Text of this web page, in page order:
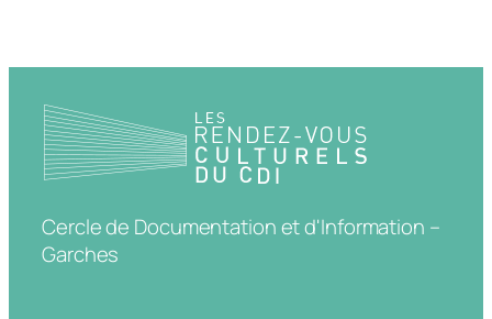
Cercle de Documentation et d'Information –
Garches